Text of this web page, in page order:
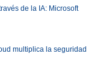
de la IA: Microsoft
multiplica la seguridad